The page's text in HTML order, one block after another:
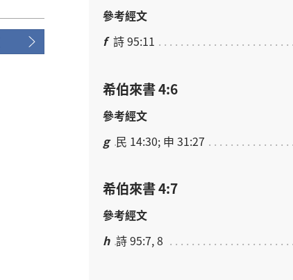
參考經文
f 詩 95:11
希伯來書 4:6
參考經文
g 民 14:30; 申 31:27
希伯來書 4:7
參考經文
h 詩 95:7, 8